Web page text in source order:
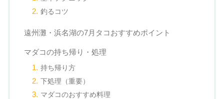
釣るコツ
遠州灘・浜名湖の7月タコおすすめポイント
マダコの持ち帰り・処理
持ち帰り方
下処理（重要）
マダコのおすすめ料理